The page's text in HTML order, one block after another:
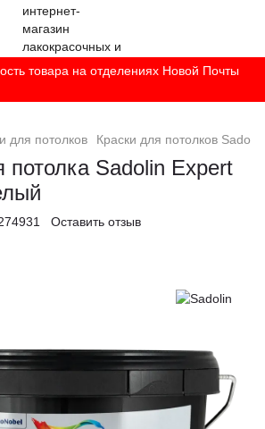
товара на отделениях Новой Почты
для потолков Краски для потолков Sadolin
потолка Sadolin Expert
Оставить отзыв